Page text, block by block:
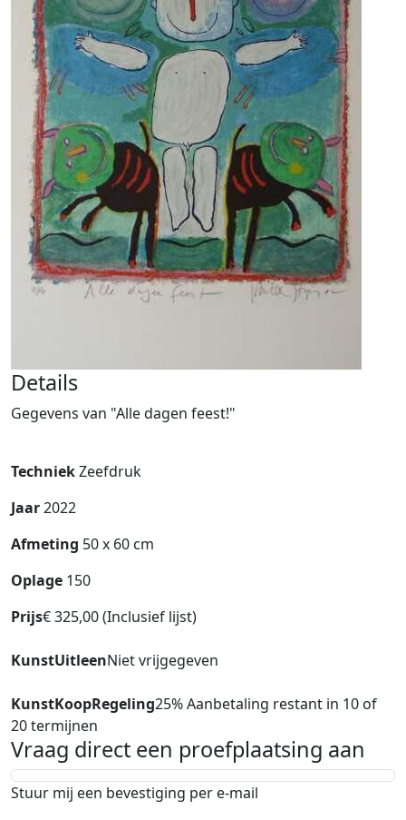
Details
Gegevens van "Alle dagen feest!"
TechniekZeefdruk
Jaar2022
Afmeting 50 x 60 cm
Oplage 150
Prijs€ 325,00 (Inclusief lijst)
KunstUitleenNiet vrijgegeven
KunstKoopRegeling25% Aanbetaling restant in 10 of
20 termijnen
Vraag direct een proefplaatsing aan
Stuur mij een bevestiging per e-mail